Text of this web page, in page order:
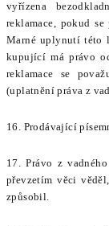
vyřízena
reklamace, pokud
Marné uplynutí této
kupující má právo
reklamace se
(uplatnění práva z
16. Prodávající
17. Právo z
převzetím věci
způsobil.